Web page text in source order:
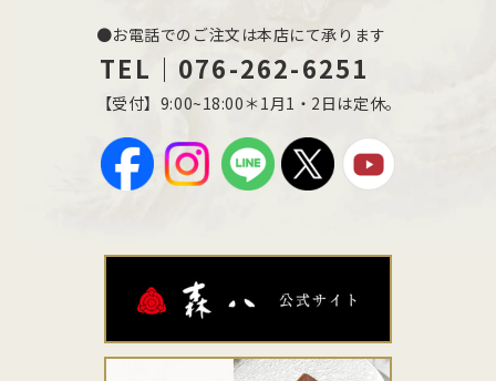
●お電話でのご注文は本店にて承ります
TEL｜076-262-6251
【受付】9:00~18:00＊1月1・2日は定休。